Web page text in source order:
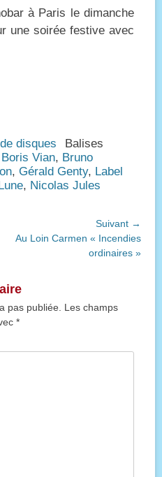
à Paris le dimanche
une soirée festive avec
disques
Balises
Boris Vian, Bruno
, Gérald Genty, Label
, Nicolas Jules
Suivant →
Article
Au Loin Carmen « Incendies
ordinaires »
pas publiée.
Les champs
*